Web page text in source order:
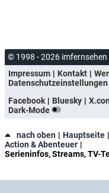
© 1998 - 2026 imfernsehen
Impressum
Kontakt
Datenschutzeinstellungen
Facebook
Bluesky
Dark-Mode
nach oben Hauptseite
Action & Abenteuer
Serieninfos, Streams, TV-